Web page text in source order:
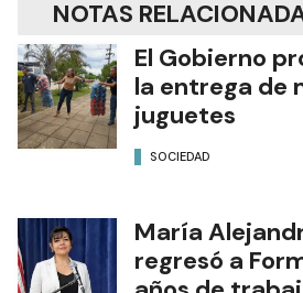
NOTAS
El Gobierno
la entrega de
juguetes
SOCIEDAD
María
regresó a